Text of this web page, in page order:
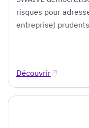
risques pour
entreprise)
Découvrir